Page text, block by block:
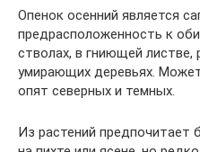
Опенок осенний является
предрасположенность к
стволах, в гниющей листве,
умирающих деревьях.
опят северных и темных.
Из растений предпочитает